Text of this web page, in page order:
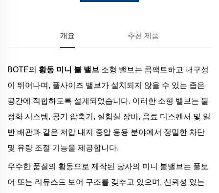
개요 추천 제품
BOTE의 황동 미니 볼 밸브 소형 밸브는 콤팩트하고 내구성
이 뛰어나며, 풀사이즈 밸브가 설치되지 않을 수 있는 좁은
공간에 적합하도록 설계되었습니다. 이러한 소형 밸브는 물
정화 시스템, 공기 압축기, 실험실 장비, 음료 디스펜서 및 일
반 배관과 같은 저압 내지 중압 응용 분야에서 정밀한 차단
및 유량 조절 기능을 제공합니다.
우수한 품질의 황동으로 제작된 당사의 미니 볼밸브는 풀보
어 또는 리듀스드 보어 구조를 갖추고 있으며, 신뢰성 있는